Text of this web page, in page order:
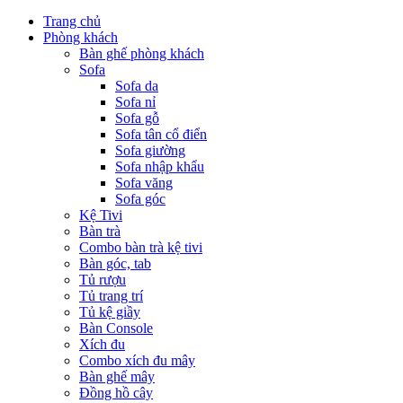
Trang chủ
Phòng khách
Bàn ghế phòng khách
Sofa
Sofa da
Sofa nỉ
Sofa gỗ
Sofa tân cổ điển
Sofa giường
Sofa nhập khẩu
Sofa văng
Sofa góc
Kệ Tivi
Bàn trà
Combo bàn trà kệ tivi
Bàn góc, tab
Tủ rượu
Tủ trang trí
Tủ kệ giầy
Bàn Console
Xích đu
Combo xích đu mây
Bàn ghế mây
Đồng hồ cây